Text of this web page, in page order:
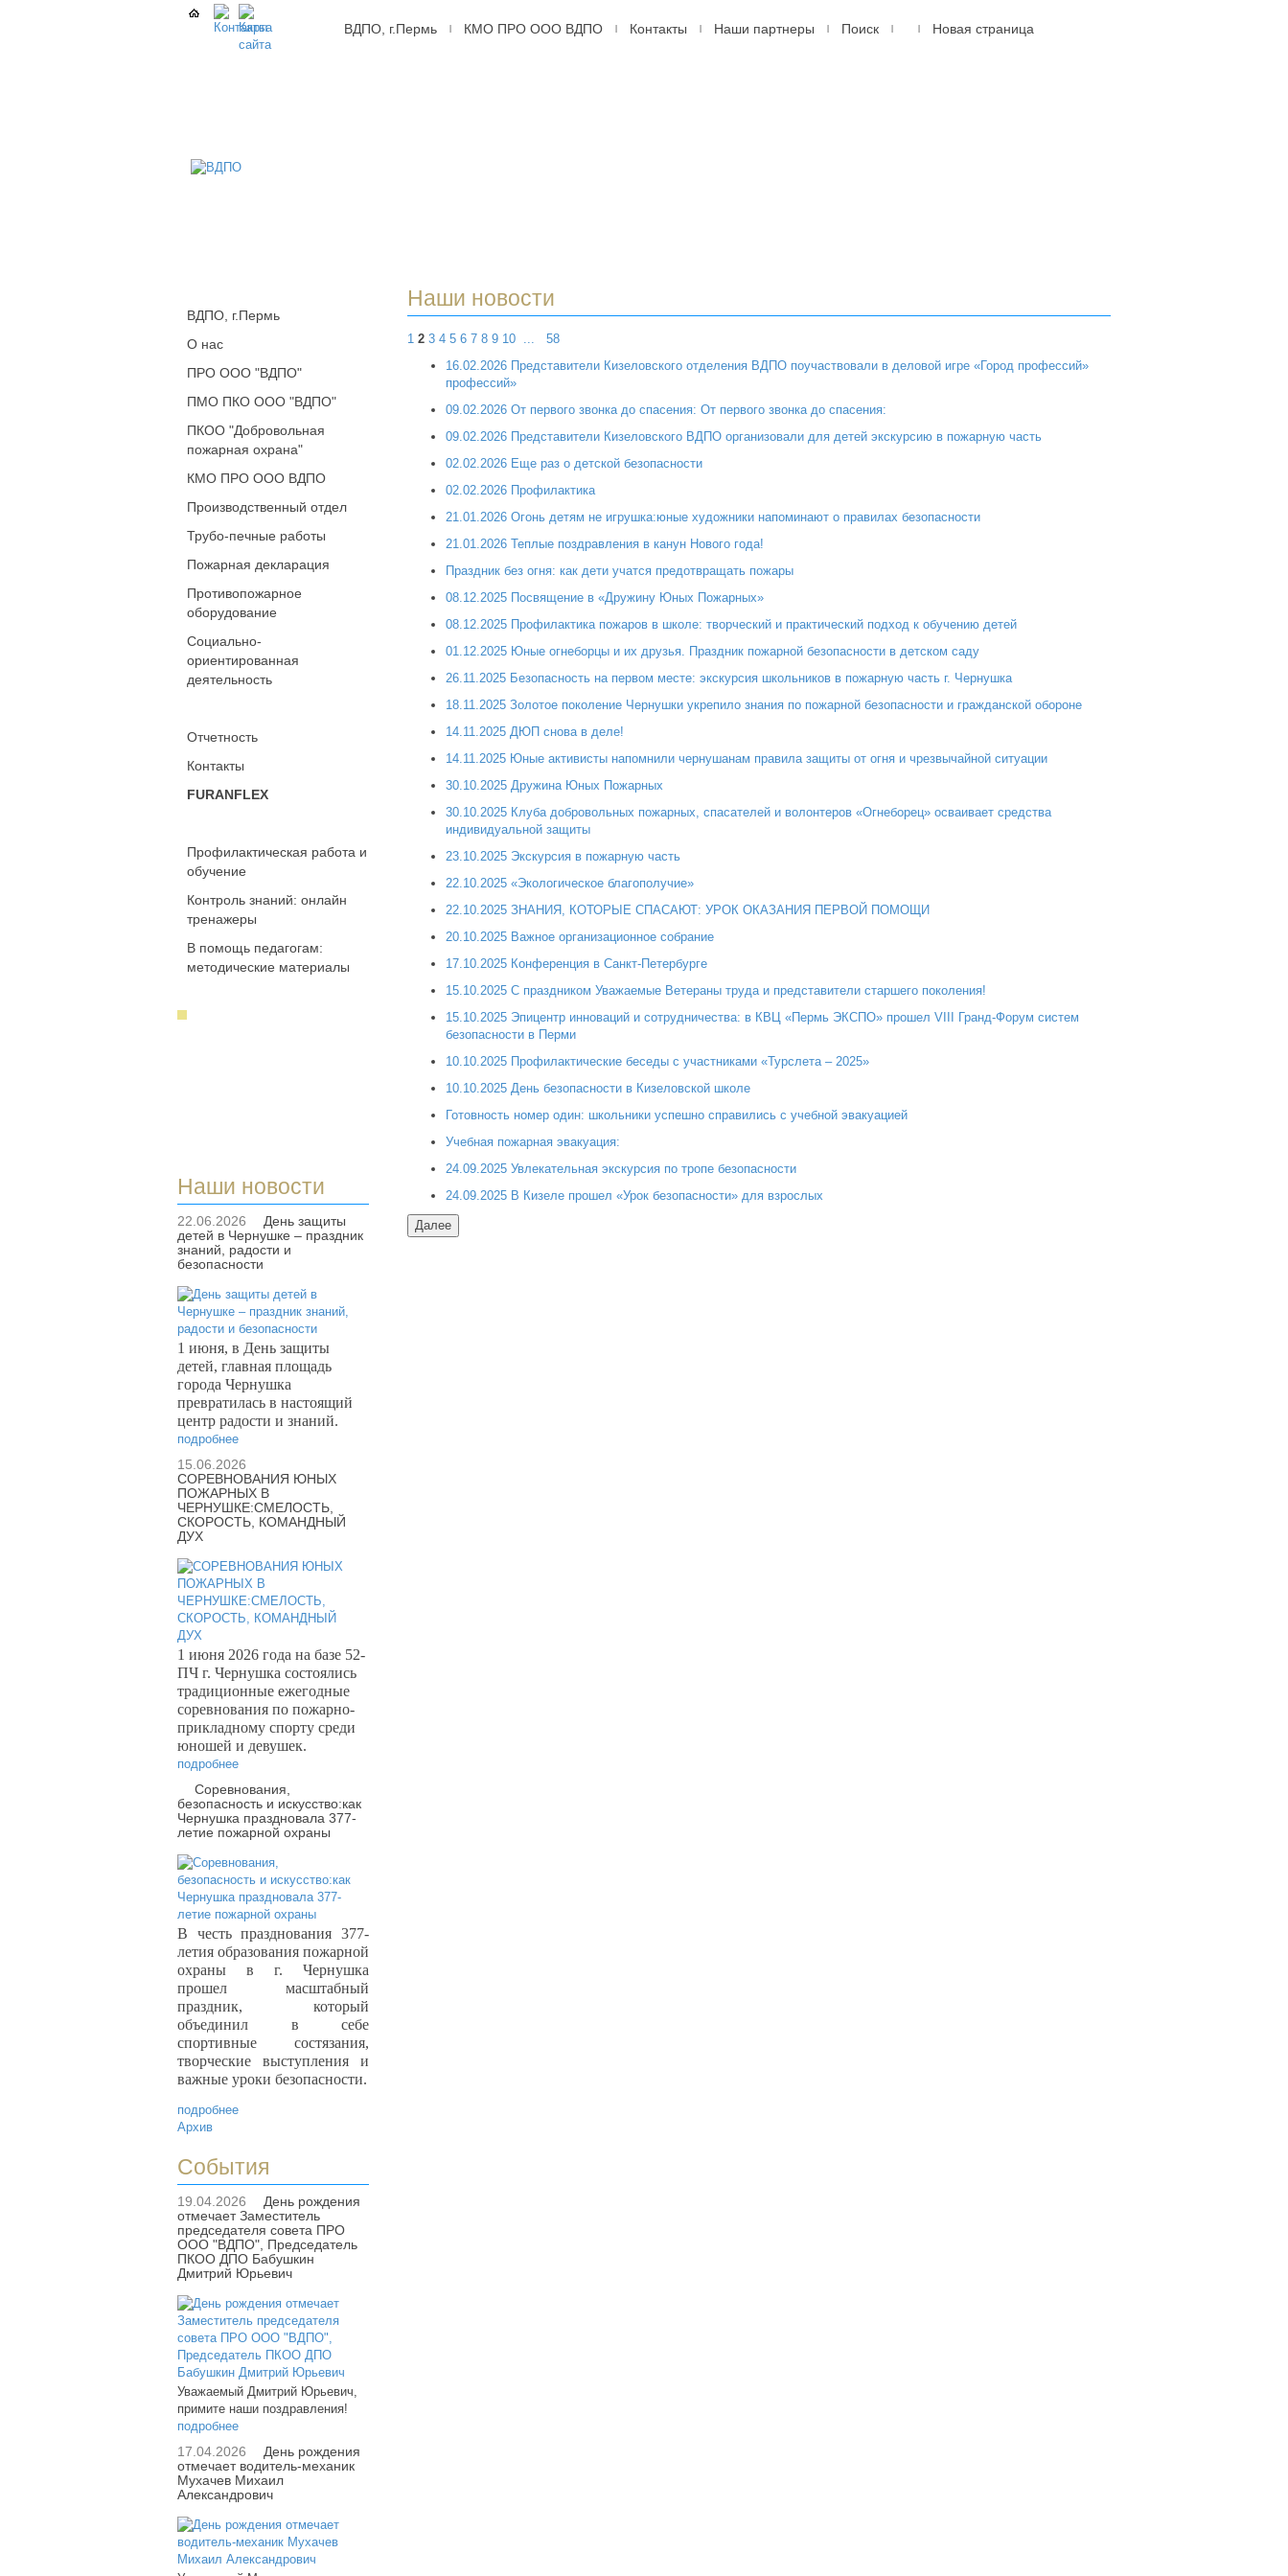
ВДПО, г.Пермь КМО ПРО ООО ВДПО Контакты Наши партнеры Поиск Новая страница
ВДПО, г.Пермь
О нас
ПРО ООО "ВДПО"
ПМО ПКО ООО "ВДПО"
ПКОО "Добровольная
пожарная охрана"
КМО ПРО ООО ВДПО
Производственный отдел
Трубо-печные работы
Пожарная декларация
Противопожарное
оборудование
Социально-
ориентированная
деятельность
Отчетность
Контакты
FURANFLEX
Профилактическая работа и
обучение
Контроль знаний: онлайн
тренажеры
В помощь педагогам:
методические материалы
Наши новости
22.06.2026
День защиты
детей в Чернушке – праздник
знаний, радости и
безопасности
1 июня, в День защиты
детей, главная площадь
города Чернушка
превратилась в настоящий
центр радости и знаний.
подробнее
15.06.2026
СОРЕВНОВАНИЯ ЮНЫХ
ПОЖАРНЫХ В
ЧЕРНУШКЕ:СМЕЛОСТЬ,
СКОРОСТЬ, КОМАНДНЫЙ
ДУХ
1 июня 2026 года на базе 52-
ПЧ г. Чернушка состоялись
традиционные ежегодные
соревнования по пожарно-
прикладному спорту среди
юношей и девушек.
подробнее
Соревнования,
безопасность и искусство:как
Чернушка праздновала 377-
летие пожарной охраны
В честь празднования 377-
летия образования пожарной
охраны в г. Чернушка
прошел масштабный
праздник, который
объединил в себе
спортивные состязания,
творческие выступления и
важные уроки безопасности.
подробнее
Архив
События
19.04.2026
День рождения
отмечает Заместитель
председателя совета ПРО
ООО "ВДПО", Председатель
ПКОО ДПО Бабушкин
Дмитрий Юрьевич
Уважаемый Дмитрий Юрьевич,
примите наши поздравления!
подробнее
17.04.2026
День рождения
отмечает водитель-механик
Мухачев Михаил
Александрович
Наши новости
1 2 3 4 5 6 7 8 9 10 ...
58
16.02.2026 Представители Кизеловского отделения ВДПО поучаствовали в деловой игре «Город профессий»
профессий»
09.02.2026 От первого звонка до спасения: От первого звонка до спасения:
09.02.2026 Представители Кизеловского ВДПО организовали для детей экскурсию в пожарную часть
02.02.2026 Еще раз о детской безопасности
02.02.2026 Профилактика
21.01.2026 Огонь детям не игрушка:юные художники напоминают о правилах безопасности
21.01.2026 Теплые поздравления в канун Нового года!
Праздник без огня: как дети учатся предотвращать пожары
08.12.2025 Посвящение в «Дружину Юных Пожарных»
08.12.2025 Профилактика пожаров в школе: творческий и практический подход к обучению детей
01.12.2025 Юные огнеборцы и их друзья. Праздник пожарной безопасности в детском саду
26.11.2025 Безопасность на первом месте: экскурсия школьников в пожарную часть г. Чернушка
18.11.2025 Золотое поколение Чернушки укрепило знания по пожарной безопасности и гражданской обороне
14.11.2025 ДЮП снова в деле!
14.11.2025 Юные активисты напомнили чернушанам правила защиты от огня и чрезвычайной ситуации
30.10.2025 Дружина Юных Пожарных
30.10.2025 Клуба добровольных пожарных, спасателей и волонтеров «Огнеборец» осваивает средства
индивидуальной защиты
23.10.2025 Экскурсия в пожарную часть
22.10.2025 «Экологическое благополучие»
22.10.2025 ЗНАНИЯ, КОТОРЫЕ СПАСАЮТ: УРОК ОКАЗАНИЯ ПЕРВОЙ ПОМОЩИ
20.10.2025 Важное организационное собрание
17.10.2025 Конференция в Санкт-Петербурге
15.10.2025 С праздником Уважаемые Ветераны труда и представители старшего поколения!
15.10.2025 Эпицентр инноваций и сотрудничества: в КВЦ «Пермь ЭКСПО» прошел VIII Гранд-Форум систем
безопасности в Перми
10.10.2025 Профилактические беседы с участниками «Турслета – 2025»
10.10.2025 День безопасности в Кизеловской школе
Готовность номер один: школьники успешно справились с учебной эвакуацией
Учебная пожарная эвакуация:
24.09.2025 Увлекательная экскурсия по тропе безопасности
24.09.2025 В Кизеле прошел «Урок безопасности» для взрослых